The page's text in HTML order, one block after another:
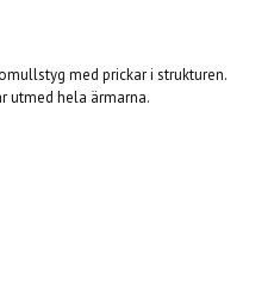
med prickar i strukturen.
utmed hela ärmarna.